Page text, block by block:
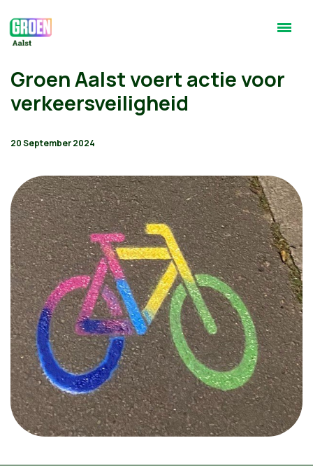
Groen Aalst voert actie voor
verkeersveiligheid
20 September 2024